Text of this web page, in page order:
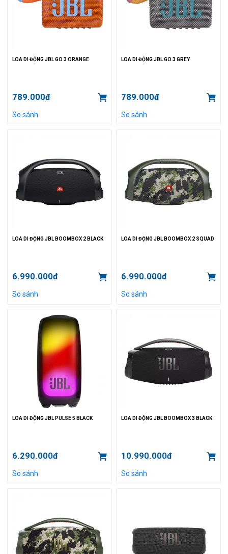
LOA DI ĐỘNG JBL GO 3 ORANGE
789.000đ
So sánh
LOA DI ĐỘNG JBL GO 3 GREY
789.000đ
So sánh
LOA DI ĐỘNG JBL BOOMBOX 2 BLACK
6.990.000đ
So sánh
LOA DI ĐỘNG JBL BOOMBOX 2 SQUAD
6.990.000đ
So sánh
LOA DI ĐỘNG JBL PULSE 5 BLACK
6.290.000đ
So sánh
LOA DI ĐỘNG JBL BOOMBOX 3 BLACK
10.990.000đ
So sánh